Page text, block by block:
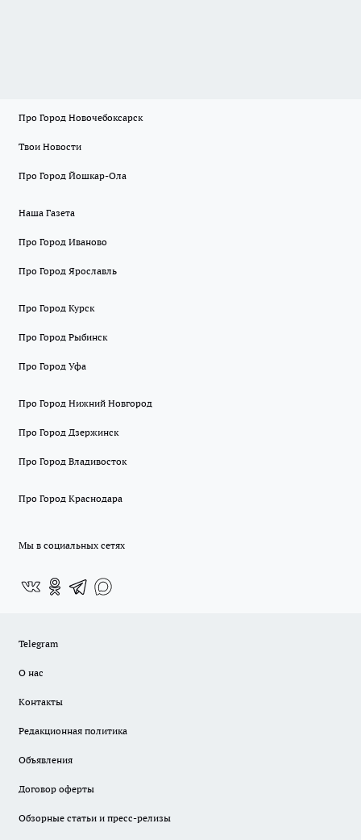
Про Город Новочебоксарск
Твои Новости
Про Город Йошкар-Ола
Наша Газета
Про Город Иваново
Про Город Ярославль
Про Город Курск
Про Город Рыбинск
Про Город Уфа
Про Город Нижний Новгород
Про Город Дзержинск
Про Город Владивосток
Про Город Краснодара
Мы в социальных сетях
Telegram
О нас
Контакты
Редакционная политика
Объявления
Договор оферты
Обзорные статьи и пресс-релизы